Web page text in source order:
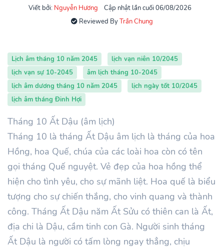
Viết bởi: Nguyễn Hương
Cập nhật lần cuối 06/08/2026
Reviewed ByTrần Chung
Lịch âm tháng 10 năm 2045
lịch vạn niên 10/2045
lịch vạn sự 10-2045
âm lịch tháng 10-2045
lịch âm dương tháng 10 năm 2045
lịch ngày tốt 10/2045
lịch âm tháng Đinh Hợi
Tháng 10 Ất Dậu (âm lịch)
Tháng 10 là tháng Ất Dậu âm lịch là tháng của hoa
Hồng, hoa Quế, chúa của các loài hoa còn có tên
gọi tháng Quế nguyệt. Vẻ đẹp của hoa hồng thể
hiện cho tình yêu, cho sự mãnh liệt. Hoa quế là biểu
tượng cho sự chiến thắng, cho vinh quang và thành
công. Tháng Ất Dậu năm Ất Sửu có thiên can là Ất,
địa chi là Dậu, cầm tinh con Gà. Người sinh tháng
Ất Dậu là người có tấm lòng ngay thẳng, chịu